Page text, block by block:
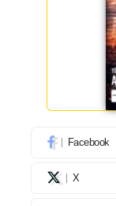
Facebook
X